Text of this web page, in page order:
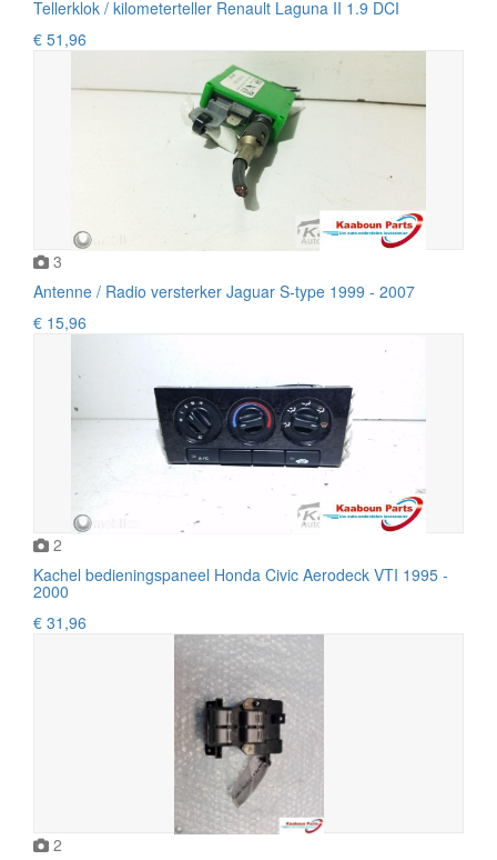
Tellerklok / kilometerteller Renault Laguna II 1.9 DCI
€ 51,96
3
Antenne / Radio versterker Jaguar S-type 1999 - 2007
€ 15,96
2
Kachel bedieningspaneel Honda Civic Aerodeck VTI 1995 -
2000
€ 31,96
2